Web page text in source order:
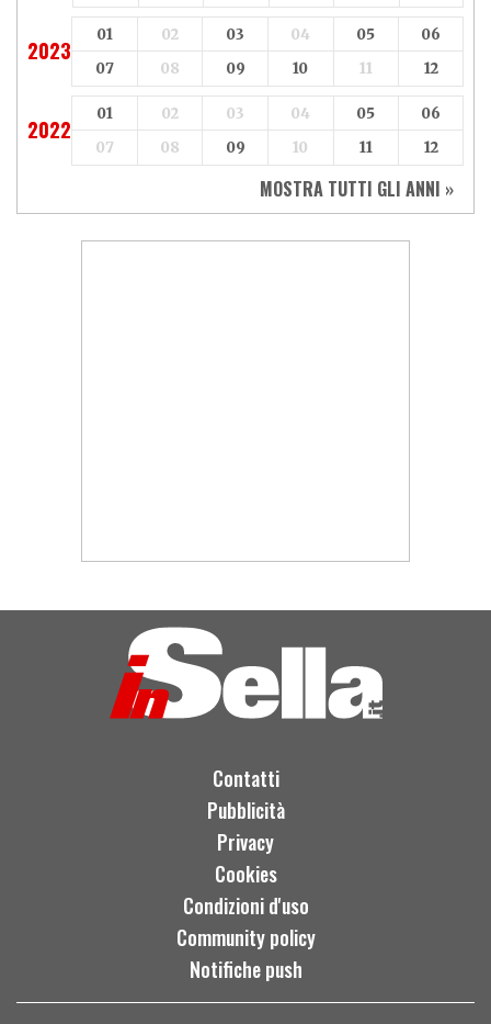
2023
01 02 03 04 05
06
07
08 09 10 11 12
2022
01 02 03 04 05
06
07
08 09 10 11 12
MOSTRA TUTTI GLI ANNI »
Contatti
Pubblicità
Privacy
Cookies
Condizioni d'uso
Community policy
Notifiche push